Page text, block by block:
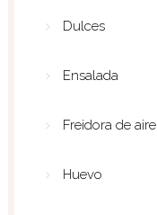
Dulces
Ensalada
Freidora de aire
Huevo